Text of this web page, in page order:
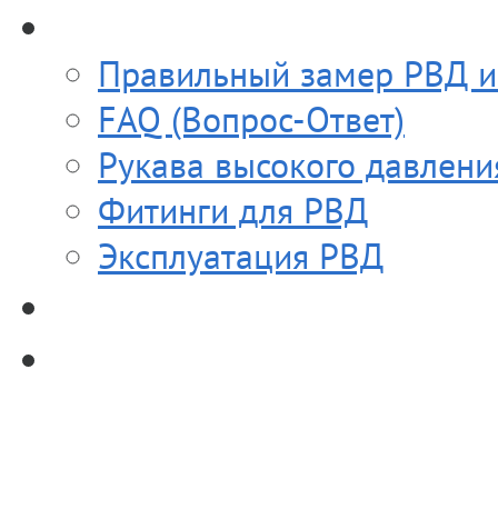
Правильный замер РВД и
FAQ (Вопрос-Ответ)
Рукава высокого
Фитинги для РВД
Эксплуатация РВД